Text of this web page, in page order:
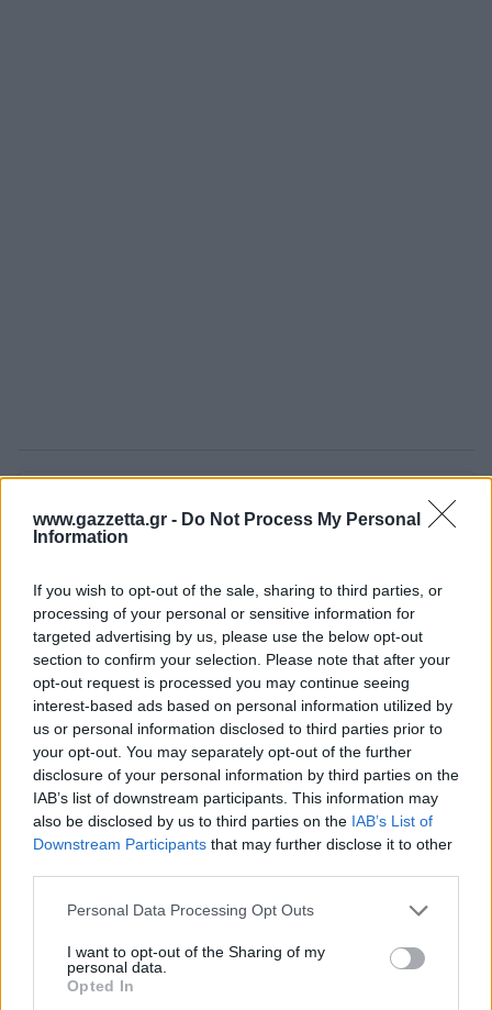
www.gazzetta.gr - Do Not Process My Personal
Information
If you wish to opt-out of the sale, sharing to third parties, or
processing of your personal or sensitive information for
targeted advertising by us, please use the below opt-out
section to confirm your selection. Please note that after your
opt-out request is processed you may continue seeing
interest-based ads based on personal information utilized by
us or personal information disclosed to third parties prior to
your opt-out. You may separately opt-out of the further
disclosure of your personal information by third parties on the
IAB’s list of downstream participants. This information may
also be disclosed by us to third parties on the IAB’s List of
Downstream Participants that may further disclose it to other
Please note that this website/app uses one or more Google
not limited to your visit or usage behaviour. You may click to
grant or deny consent to Google and its third-party tags to
use your data for below specified purposes in below Google
Personal Data Processing Opt Outs
I want to opt-out of the Sharing of my
personal data.
Opted In
Δείτε αυτή τη δημοσίευση στο Instagram.